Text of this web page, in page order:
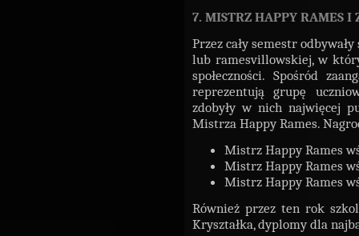
7. MISTRZ HAPPY RAMES I
Przez cały semestr
lub ramesvillowskiej, w
społeczności. Spośród
reprezentują grupę
zdobyły w nich najwięcej
Mistrza Happy Rames.
Mistrz Happy Rames
Mistrz Happy Rames
Mistrz Happy Rames
Również przez ten rok
Kryształka, dyplomy dla